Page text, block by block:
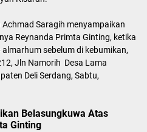
Saragih menyampaikan
Reynanda Primta Ginting, ketika
sebelum di kebumikan,
Jln Namorih Desa Lama
Deli Serdang, Sabtu,
Belasungkuwa Atas
Ginting